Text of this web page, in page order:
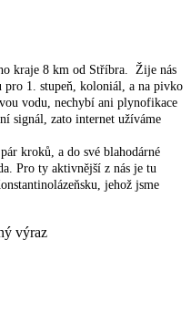
kraje 8 km od Stříbra. Žije nás
pro 1. stupeň, koloniál, a na pivko
vodu, nechybí ani plynofikace
signál, zato internet užíváme
kroků, a do své blahodárné
Pro ty aktivnější z nás je tu
jehož jsme
výraz